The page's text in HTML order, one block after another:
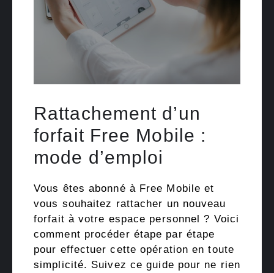
Rattachement d’un
forfait Free Mobile :
mode d’emploi
Vous êtes abonné à Free Mobile et
vous souhaitez rattacher un nouveau
forfait à votre espace personnel ? Voici
comment procéder étape par étape
pour effectuer cette opération en toute
simplicité. Suivez ce guide pour ne rien